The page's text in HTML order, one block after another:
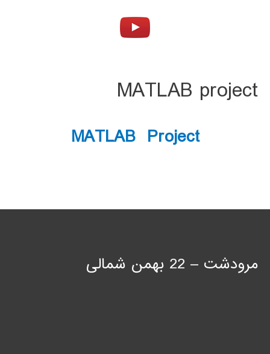
MATLAB project
MATLAB Project
مرودشت – 22 بهمن شمالی